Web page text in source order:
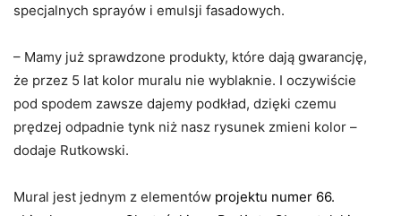
specjalnych sprayów i emulsji fasadowych.
– Mamy już sprawdzone produkty, które dają gwarancję,
że przez 5 lat kolor muralu nie wyblaknie. I oczywiście
pod spodem zawsze dajemy podkład, dzięki czemu
prędzej odpadnie tynk niż nasz rysunek zmieni kolor –
dodaje Rutkowski.
Mural jest jednym z elementów projektu numer 66.